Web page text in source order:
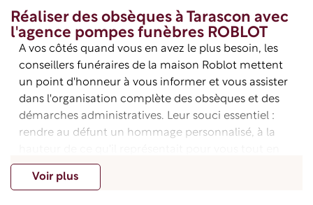
Réaliser des obsèques à Tarascon avec
l'agence pompes funèbres ROBLOT
A vos côtés quand vous en avez le plus besoin, les
conseillers funéraires de la maison Roblot mettent
un point d'honneur à vous informer et vous assister
dans l'organisation complète des obsèques et des
démarches administratives. Leur souci essentiel :
rendre au défunt un hommage personnalisé, à la
respectant les dernières volontés du défunt.
Voir plus